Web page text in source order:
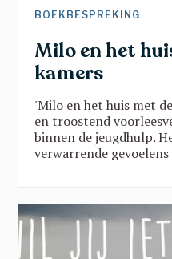
BOEKBESPREKING
Milo en het
kamers
'Milo en het huis met
en troostend
binnen de jeugdhulp.
verwarrende
Een verhaal dat
veiligheid en
nooit alleen voor staan.